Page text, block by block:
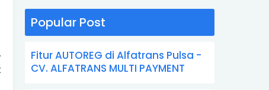
Popular Post
Fitur AUTOREG di Alfatrans Pulsa -
CV. ALFATRANS MULTI PAYMENT